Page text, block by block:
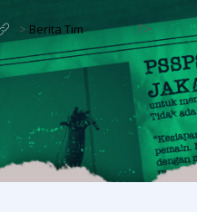
> Berita Tim ?>